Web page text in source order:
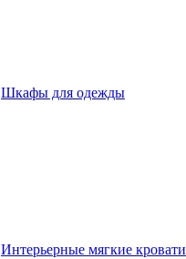
Шкафы для одежды
Интерьерные мягкие кровати